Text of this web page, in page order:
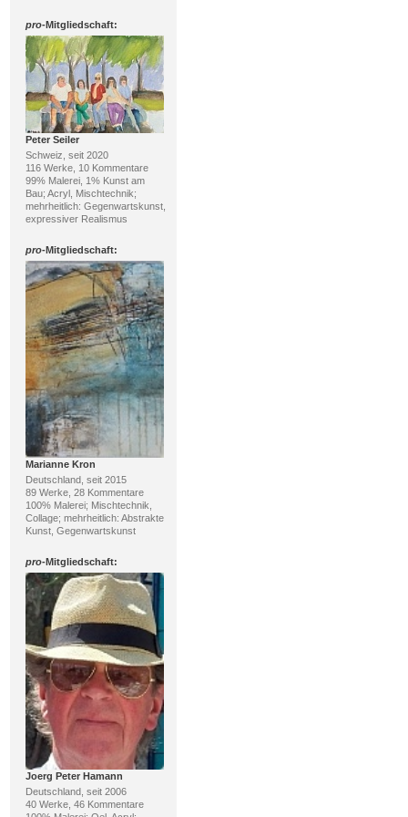
pro-Mitgliedschaft:
Peter Seiler
Schweiz, seit 2020
116 Werke, 10 Kommentare
99% Malerei, 1% Kunst am
Bau; Acryl, Mischtechnik;
mehrheitlich: Gegenwartskunst,
expressiver Realismus
pro-Mitgliedschaft:
Marianne Kron
Deutschland, seit 2015
89 Werke, 28 Kommentare
100% Malerei; Mischtechnik,
Collage; mehrheitlich: Abstrakte
Kunst, Gegenwartskunst
pro-Mitgliedschaft:
Joerg Peter Hamann
Deutschland, seit 2006
40 Werke, 46 Kommentare